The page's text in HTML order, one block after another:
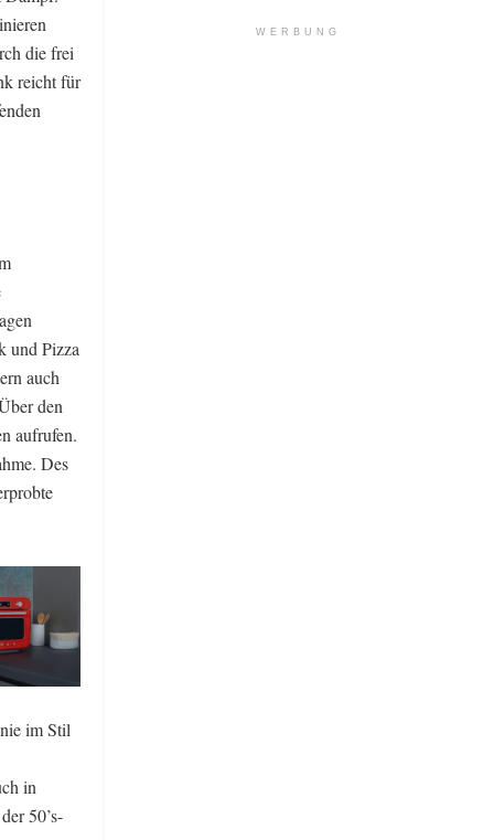
die frei
reicht für
und Pizza
auch
den
aufrufen.
Des
im Stil
in
50’s-
WERBUNG